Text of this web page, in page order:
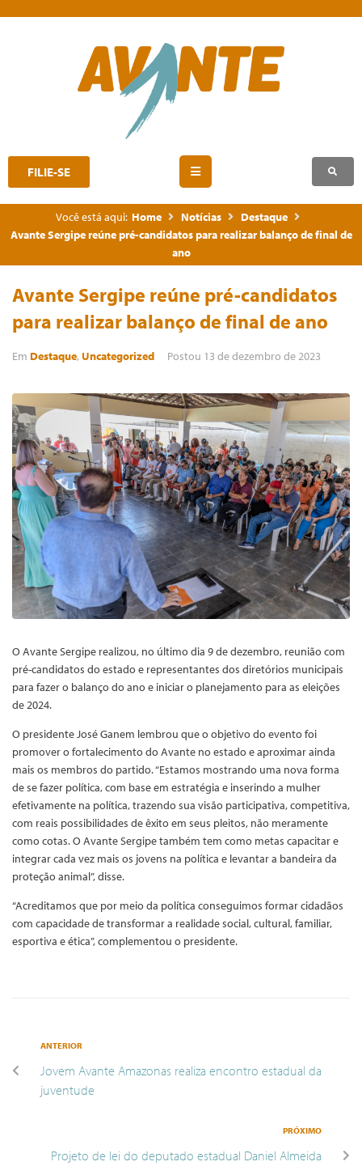
FILIE-SE
Você está aqui: Home Notícias
Destaque
Avante Sergipe reúne pré-candidatos para realizar balanço de final de
ano
Avante Sergipe reúne pré-candidatos
para realizar balanço de final de ano
Em Destaque, Uncategorized Postou 13 de dezembro de 2023
O Avante Sergipe realizou, no último dia 9 de dezembro, reunião com
pré-candidatos do estado e representantes dos diretórios municipais
para fazer o balanço do ano e iniciar o planejamento para as eleições
de 2024.
O presidente José Ganem lembrou que o objetivo do evento foi
promover o fortalecimento do Avante no estado e aproximar ainda
mais os membros do partido. “Estamos mostrando uma nova forma
de se fazer política, com base em estratégia e inserindo a mulher
efetivamente na política, trazendo sua visão participativa, competitiva,
com reais possibilidades de êxito em seus pleitos, não meramente
como cotas. O Avante Sergipe também tem como metas capacitar e
integrar cada vez mais os jovens na política e levantar a bandeira da
proteção animal”, disse.
“Acreditamos que por meio da política conseguimos formar cidadãos
com capacidade de transformar a realidade social, cultural, familiar,
esportiva e ética”, complementou o presidente.
ANTERIOR
Jovem Avante Amazonas realiza encontro estadual da
juventude
PRÓXIMO
Projeto de lei do deputado estadual Daniel Almeida